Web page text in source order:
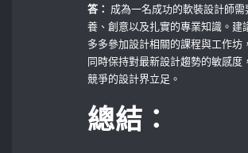
答： 成為一名成功的軟裝設計師
養、創意以及扎實的專業知識。建
多多參加設計相關的課程與工作坊
同時保持對最新設計趨勢的敏感度
競爭的設計界立足。
總結：